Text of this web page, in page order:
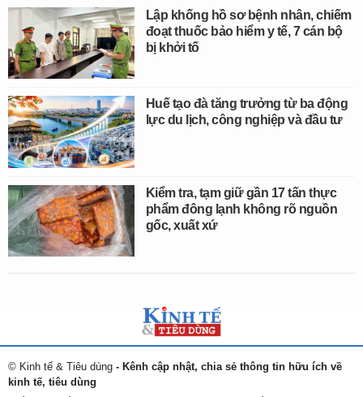
Lập khống hồ sơ bệnh nhân, chiếm
đoạt thuốc bảo hiểm y tế, 7 cán bộ
bị khởi tố
Huế tạo đà tăng trưởng từ ba động
lực du lịch, công nghiệp và đầu tư
Kiểm tra, tạm giữ gần 17 tấn thực
phẩm đông lạnh không rõ nguồn
gốc, xuất xứ
© Kinh tế & Tiêu dùng - Kênh cập nhật, chia sẻ thông tin hữu ích về
kinh tế, tiêu dùng